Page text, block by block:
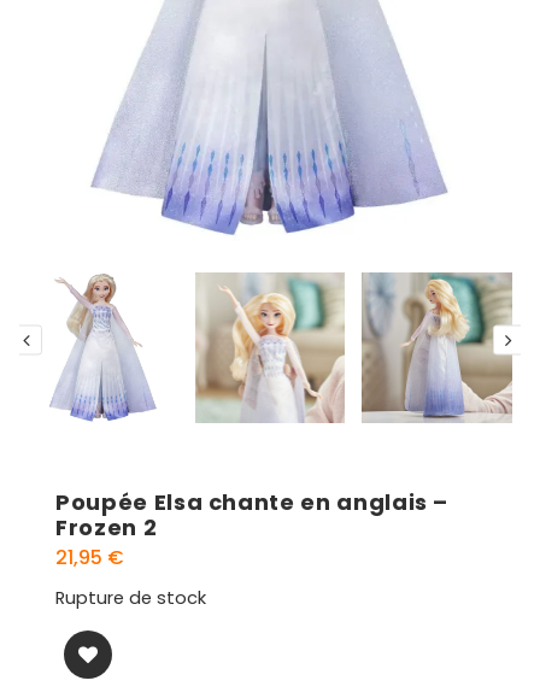
Poupée Elsa chante en anglais –
Frozen 2
21,95 €
Rupture de stock